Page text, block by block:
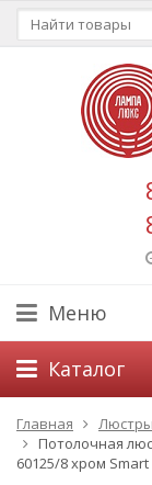
Меню
Каталог
Главная Люстры
Потолочная
60125/8 хром Smart